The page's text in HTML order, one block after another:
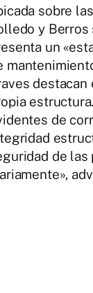
sobre
y
un
de
de las